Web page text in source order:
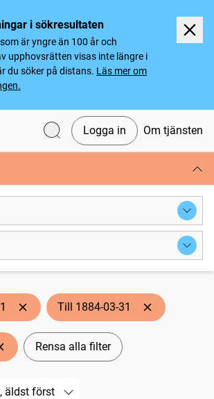
i sökresultaten
är yngre än 100 år och
upphovsrätten visas inte längre i
du söker på distans. Läs mer om
Logga in Om tjänsten
Till 1884-03-31
Rensa alla filter